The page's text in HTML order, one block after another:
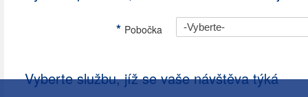
* Pobočka
Vyberte službu, jíž se vaše návštěva týká